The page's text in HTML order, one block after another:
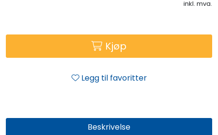
inkl. mva.
Kjøp
Legg til favoritter
Beskrivelse